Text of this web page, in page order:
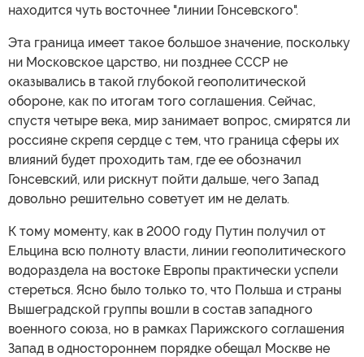
находится чуть восточнее "линии Гонсевского".
Эта граница имеет такое большое значение, поскольку
ни Московское царство, ни позднее СССР не
оказывались в такой глубокой геополитической
обороне, как по итогам того соглашения. Сейчас,
спустя четыре века, мир занимает вопрос, смирятся ли
россияне скрепя сердце с тем, что граница сферы их
влияний будет проходить там, где ее обозначил
Гонсевский, или рискнут пойти дальше, чего Запад
довольно решительно советует им не делать.
К тому моменту, как в 2000 году Путин получил от
Ельцина всю полноту власти, линии геополитического
водораздела на востоке Европы практически успели
стереться. Ясно было только то, что Польша и страны
Вышеградской группы вошли в состав западного
военного союза, но в рамках Парижского соглашения
Запад в одностороннем порядке обещал Москве не